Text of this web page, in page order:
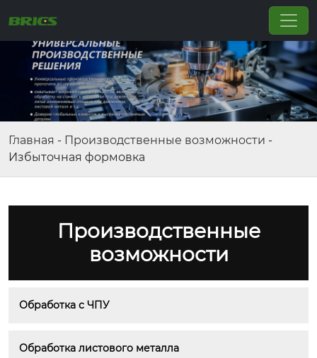
Главная - Производственные возможности -
Избыточная формовка
Производственные
возможности
Обработка с ЧПУ
Обработка листового металла